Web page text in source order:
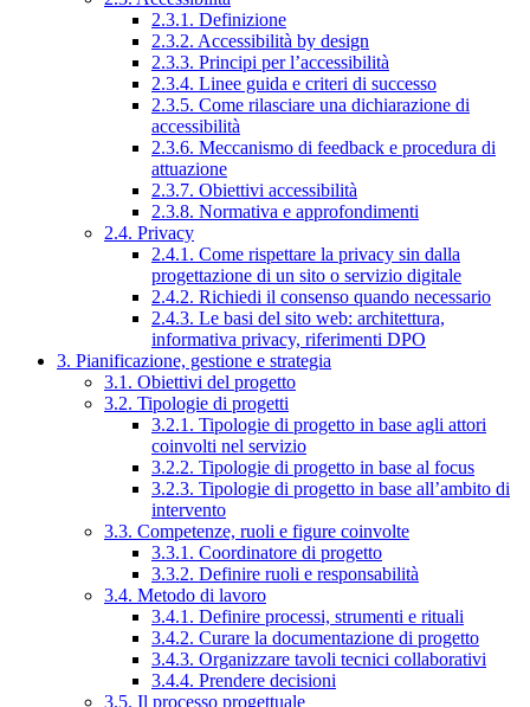
2.3.1. Definizione
2.3.2. Accessibilità by design
2.3.3. Principi per l’accessibilità
2.3.4. Linee guida e criteri di successo
2.3.5. Come rilasciare una dichiarazione di
accessibilità
2.3.6. Meccanismo di feedback e procedura di
attuazione
2.3.7. Obiettivi accessibilità
2.3.8. Normativa e approfondimenti
2.4. Privacy
2.4.1. Come rispettare la privacy sin dalla
progettazione di un sito o servizio digitale
2.4.2. Richiedi il consenso quando necessario
2.4.3. Le basi del sito web: architettura,
informativa privacy, riferimenti DPO
3. Pianificazione, gestione e strategia
3.1. Obiettivi del progetto
3.2. Tipologie di progetti
3.2.1. Tipologie di progetto in base agli attori
coinvolti nel servizio
3.2.2. Tipologie di progetto in base al focus
3.2.3. Tipologie di progetto in base all’ambito di
intervento
3.3. Competenze, ruoli e figure coinvolte
3.3.1. Coordinatore di progetto
3.3.2. Definire ruoli e responsabilità
3.4. Metodo di lavoro
3.4.1. Definire processi, strumenti e rituali
3.4.2. Curare la documentazione di progetto
3.4.3. Organizzare tavoli tecnici collaborativi
3.4.4. Prendere decisioni
3.5. Il processo progettuale